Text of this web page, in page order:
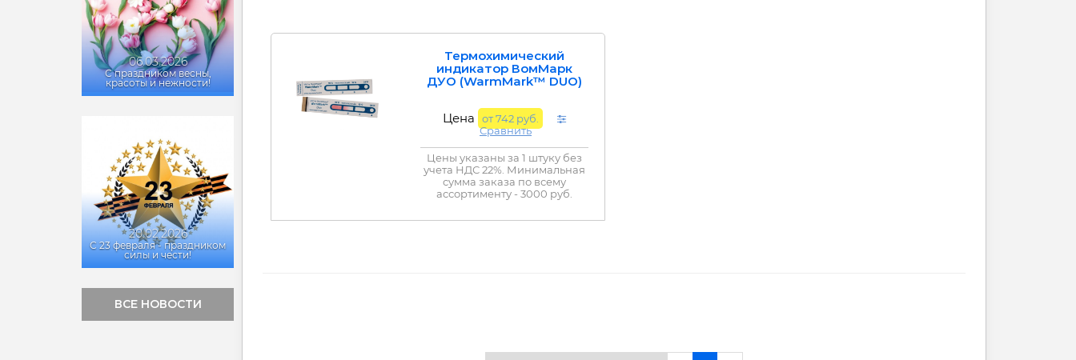
06.03.2026
С праздником весны,
красоты и нежности!
20.02.2026
С 23 февраля - праздником
силы и чести!
ВСЕ НОВОСТИ
Термохимический
индикатор ВомМарк
ДУО (WarmMark™ DUO)
Цена
от 742 руб.
Сравнить
Цены указаны за 1 штуку без
учета НДС 22%. Минимальная
сумма заказа по всему
ассортименту - 3000 руб.